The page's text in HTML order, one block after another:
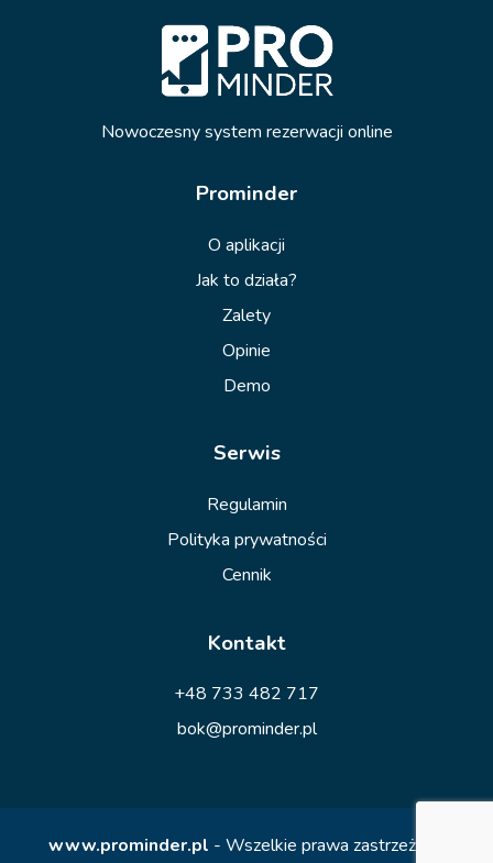
Nowoczesny system rezerwacji online
Prominder
O aplikacji
Jak to działa?
Zalety
Opinie
Demo
Serwis
Regulamin
Polityka prywatności
Cennik
Kontakt
+48 733 482 717
bok@prominder.pl
www.prominder.pl - Wszelkie prawa zastrzeżone